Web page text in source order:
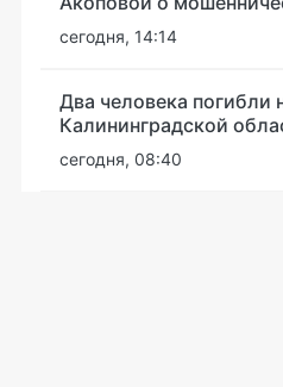
сегодня, 14:14
Два человека погибли
Калининградской
сегодня, 08:40